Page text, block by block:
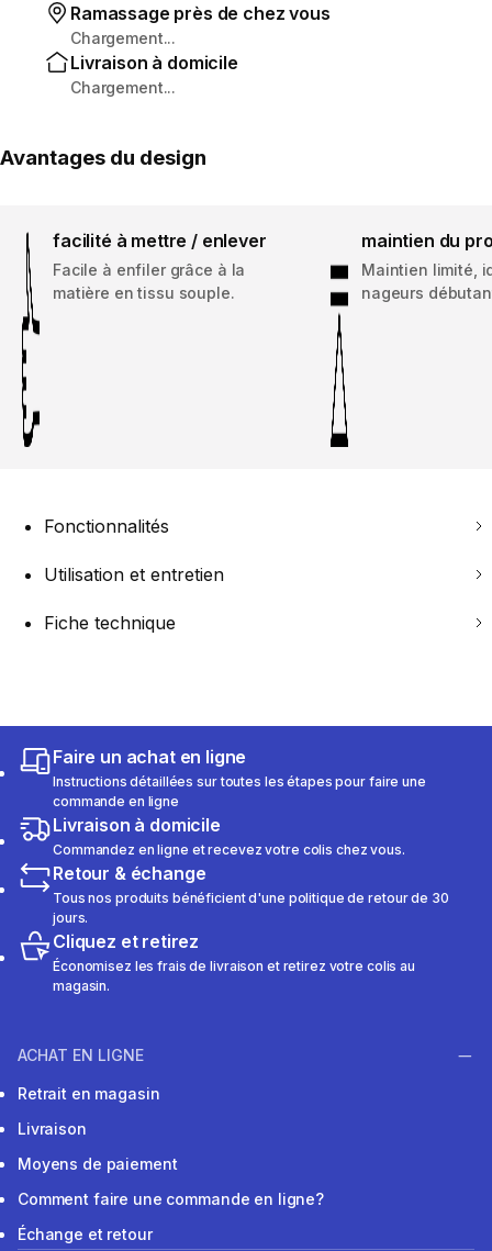
Ramassage près de chez vous
Chargement...
Livraison à domicile
Chargement...
Avantages du design
facilité à mettre / enlever
Facile à enfiler grâce à la
matière en tissu souple.
maintien du
Maintien limité,
nageurs
Fonctionnalités
Utilisation et entretien
Fiche technique
Faire un achat en ligne
Instructions détaillées sur toutes les étapes pour faire une
commande en ligne
Livraison à domicile
Commandez en ligne et recevez votre colis chez vous.
Retour & échange
Tous nos produits bénéficient d'une politique de retour de 30
jours.
Cliquez et retirez
Économisez les frais de livraison et retirez votre colis au
magasin.
ACHAT EN LIGNE
Retrait en magasin
Livraison
Moyens de paiement
Comment faire une commande en ligne?
Échange et retour